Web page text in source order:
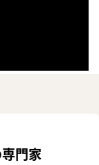
門家